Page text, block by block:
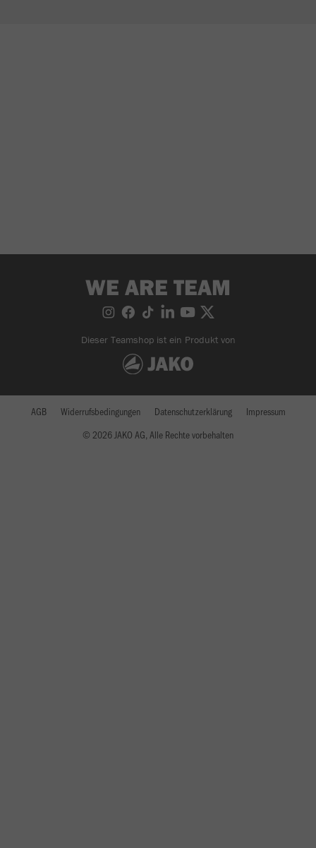
WE ARE TEAM
Dieser Teamshop ist ein Produkt von
© 2026 JAKO AG, Alle Rechte vorbehalten
AGB Widerrufsbedingungen Datenschutzerklärung Impressum